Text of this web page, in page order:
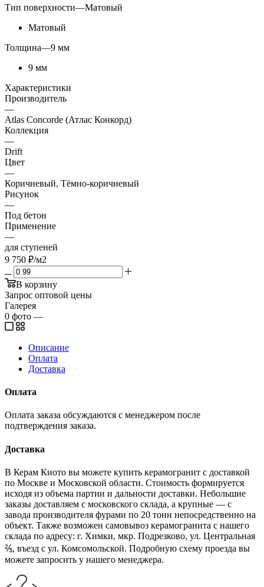
Тип поверхности—Матовый
Матовый
Толщина—9 мм
9 мм
Характеристики
Производитель
—
Atlas Concorde (Атлас Конкорд)
Коллекция
—
Drift
Цвет
—
Коричневый, Тёмно-коричневый
Рисунок
—
Под бетон
Применение
—
для ступеней
9 750 ₽/м2
В корзину
Запрос оптовой цены
Галерея
0 фото —
Описание
Оплата
Доставка
Оплата
Оплата заказа обсуждаются с менеджером после
подтверждения заказа.
Доставка
В Керам Киото вы можете купить керамогранит с доставкой
по Москве и Московской области. Стоимость формируется
исходя из объема партии и дальности доставки. Небольшие
заказы доставляем с московского склада, а крупные — с
завода производителя фурами по 20 тонн непосредственно на
объект. Также возможен самовывоз керамогранита с нашего
склада по адресу: г. Химки, мкр. Подрезково, ул. Центральная
⅖, въезд с ул. Комсомольской. Подробную схему проезда вы
можете запросить у нашего менеджера.